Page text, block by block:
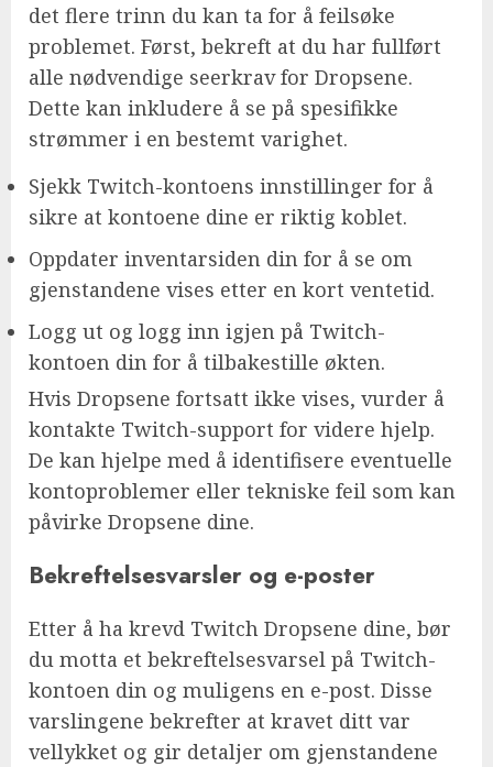
det flere trinn du kan ta for å feilsøke
problemet. Først, bekreft at du har fullført
alle nødvendige seerkrav for Dropsene.
Dette kan inkludere å se på spesifikke
strømmer i en bestemt varighet.
Sjekk Twitch-kontoens innstillinger for å
sikre at kontoene dine er riktig koblet.
Oppdater inventarsiden din for å se om
gjenstandene vises etter en kort ventetid.
Logg ut og logg inn igjen på Twitch-
kontoen din for å tilbakestille økten.
Hvis Dropsene fortsatt ikke vises, vurder å
kontakte Twitch-support for videre hjelp.
De kan hjelpe med å identifisere eventuelle
kontoproblemer eller tekniske feil som kan
påvirke Dropsene dine.
Bekreftelsesvarsler og e-poster
Etter å ha krevd Twitch Dropsene dine, bør
du motta et bekreftelsesvarsel på Twitch-
kontoen din og muligens en e-post. Disse
varslingene bekrefter at kravet ditt var
vellykket og gir detaljer om gjenstandene